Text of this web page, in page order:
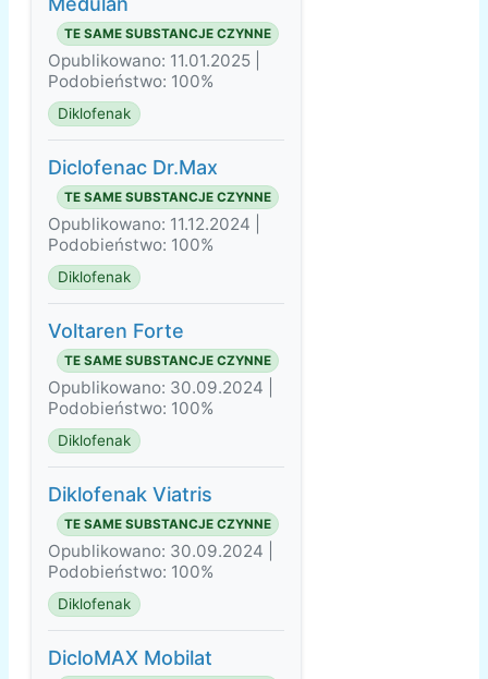
TE SAME SUBSTANCJE CZYNNE
Opublikowano: 11.01.2025 |
Podobieństwo: 100%
Diklofenak
Diclofenac Dr.Max
TE SAME SUBSTANCJE CZYNNE
Opublikowano: 11.12.2024 |
Podobieństwo: 100%
Diklofenak
Voltaren Forte
TE SAME SUBSTANCJE CZYNNE
Opublikowano: 30.09.2024 |
Podobieństwo: 100%
Diklofenak
Diklofenak Viatris
TE SAME SUBSTANCJE CZYNNE
Opublikowano: 30.09.2024 |
Podobieństwo: 100%
Diklofenak
DicloMAX Mobilat